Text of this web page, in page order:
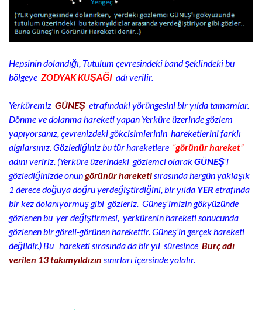
Hepsinin dolandığı, Tutulum çevresindeki band şeklindeki bu
bölgeye ZODYAK KUŞAĞI adı verilir.
Yerküremiz GÜNEŞ etrafındaki yörüngesini bir yılda tamamlar.
Dönme ve dolanma hareketi yapan Yerküre üzerinde gözlem
yapıyorsanız, çevrenizdeki gökcisimlerinin hareketlerini farklı
algılarsınız. Gözlediğiniz bu tür hareketlere “görünür hareket”
adını veririz. (Yerküre üzerindeki gözlemci olarakGÜNEŞ’i
gözlediğinizde onungörünür hareketisırasında hergün yaklaşık
1 derece doğuya doğru yerdeğiştirdiğini, bir yılda YER etrafında
bir kez dolanıyormuş gibi gözleriz. Güneş’imizin gökyüzünde
gözlenen bu yer değiştirmesi, yerkürenin hareketi sonucunda
gözlenen bir göreli-görünen harekettir. Güneş’in gerçek hareketi
değildir.) Bu hareketi sırasında da bir yıl süresince Burç adı
verilen 13 takımyıldızın sınırları içersinde yolalır.